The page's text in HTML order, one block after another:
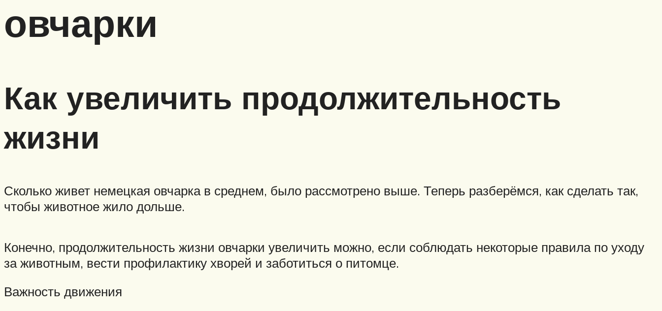
овчарки
Как увеличить продолжительность
жизни
Сколько живет немецкая овчарка в среднем, было рассмотрено выше. Теперь разберёмся, как сделать так,
чтобы животное жило дольше.
Конечно, продолжительность жизни овчарки увеличить можно, если соблюдать некоторые правила по уходу
за животным, вести профилактику хворей и заботиться о питомце.
Важность движения